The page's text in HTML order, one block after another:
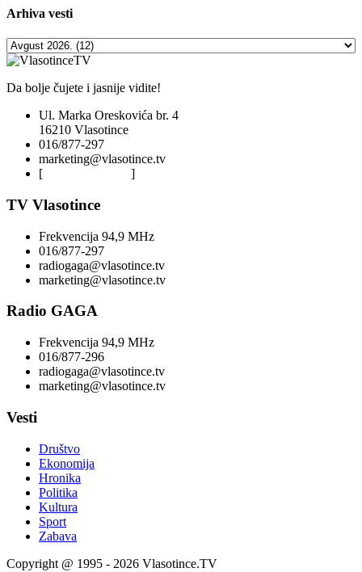
Arhiva vesti
Da bolje čujete i jasnije vidite!
Ul. Marka Oreskovića br. 4
16210 Vlasotince
016/877-297
marketing@vlasotince.tv
[
]
TV Vlasotince
Frekvencija 94,9 MHz
016/877-297
radiogaga@vlasotince.tv
marketing@vlasotince.tv
Radio GAGA
Frekvencija 94,9 MHz
016/877-296
radiogaga@vlasotince.tv
marketing@vlasotince.tv
Vesti
Društvo
Ekonomija
Hronika
Politika
Kultura
Sport
Zabava
Copyright @ 1995 - 2026 Vlasotince.TV